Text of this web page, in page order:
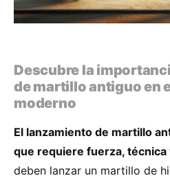
Descubre la
de martillo antiguo en
moderno
El lanzamiento de martillo
que requiere fuerza, técnica
deben lanzar un martillo de